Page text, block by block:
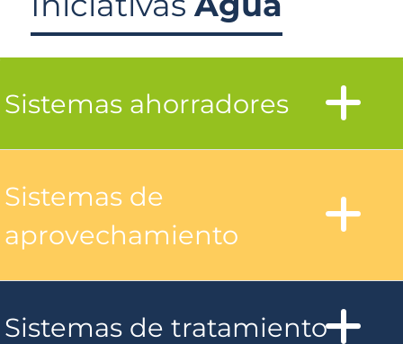
Sistemas ahorradores
Sistemas de
aprovechamiento
Sistemas de tratamiento